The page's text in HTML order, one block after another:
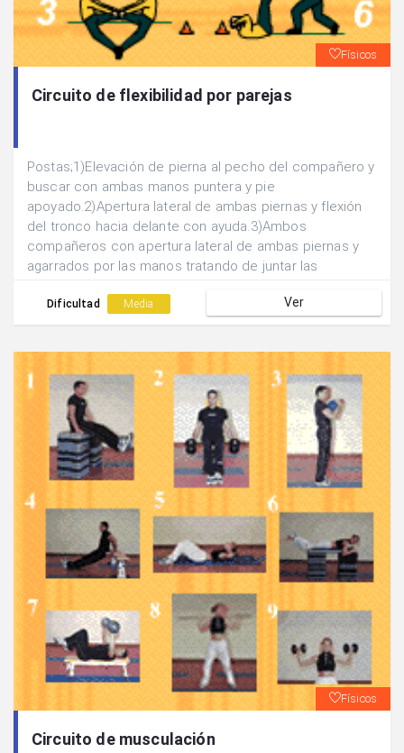
Físicos
Circuito de flexibilidad por parejas
Postas;1)Elevación de pierna al pecho del compañero y
buscar con ambas manos puntera y pie
apoyado.2)Apertura lateral de ambas piernas y flexión
del tronco hacia delante con ayuda.3)Ambos
compañeros con apertura lateral de ambas piernas y
agarrados por las manos tratando de juntar las
hacia atrás.5)Tumbado boca abajo elevación de
tronco.6)Tumbado boca arriba llevar ambas piernas
Dificultad Media Ver
Físicos
Circuito de musculación